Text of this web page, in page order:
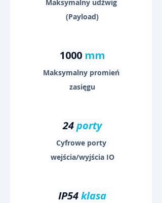
Maksymalny udźwig
(Payload)
1000 mm
Maksymalny promień
zasięgu
24 porty
Cyfrowe porty
wejścia/wyjścia IO
IP54 klasa